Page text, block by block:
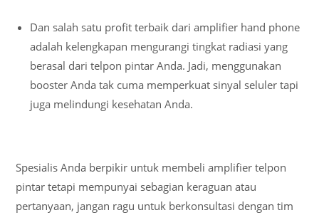
Dan salah satu profit terbaik dari amplifier hand phone
adalah kelengkapan mengurangi tingkat radiasi yang
berasal dari telpon pintar Anda. Jadi, menggunakan
booster Anda tak cuma memperkuat sinyal seluler tapi
juga melindungi kesehatan Anda.
Spesialis Anda berpikir untuk membeli amplifier telpon
pintar tetapi mempunyai sebagian keraguan atau
pertanyaan, jangan ragu untuk berkonsultasi dengan tim